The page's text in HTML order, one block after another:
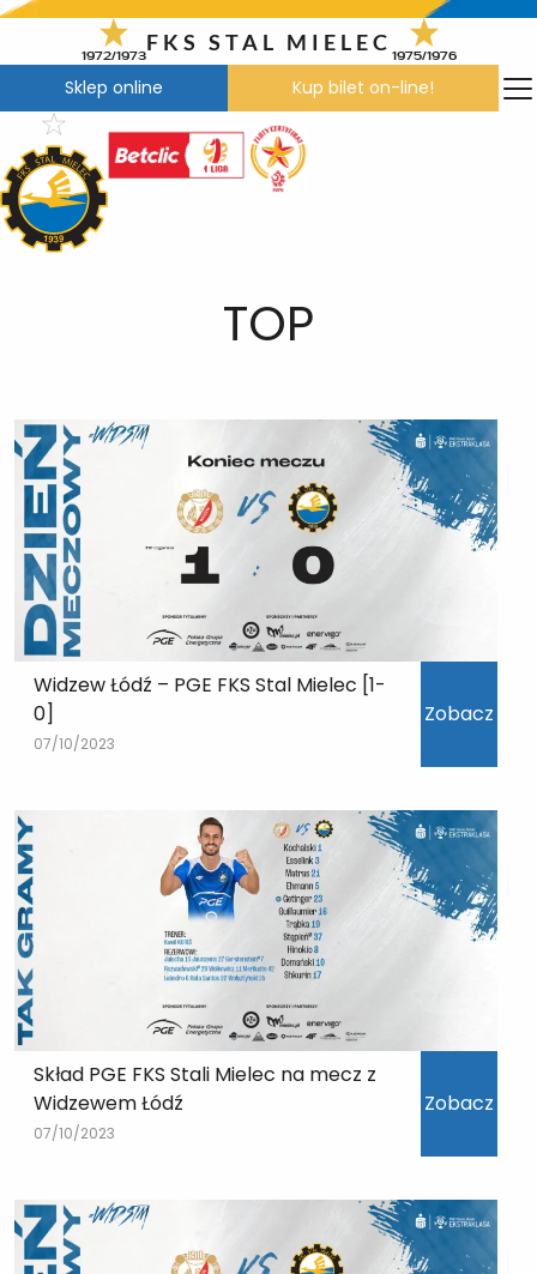
Przejdź
treści
1972/1973
FKS STAL MIELEC
1975/1976
Sklep online Kup bilet on-line!
TOP
Widzew Łódź – PGE FKS Stal Mielec [1-
0]
07/10/2023
Zobacz
Skład PGE FKS Stali Mielec na mecz z
Widzewem Łódź
07/10/2023
Zobacz